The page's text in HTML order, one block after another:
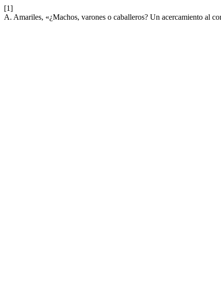
[1]
A. Amariles, «¿Machos, varones o caballeros? Un acercamiento al